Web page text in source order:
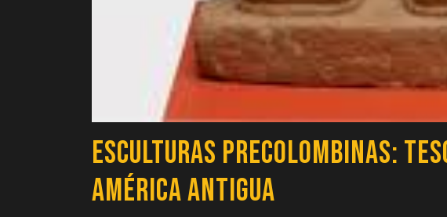
Esculturas Precolombinas:
América Antigua